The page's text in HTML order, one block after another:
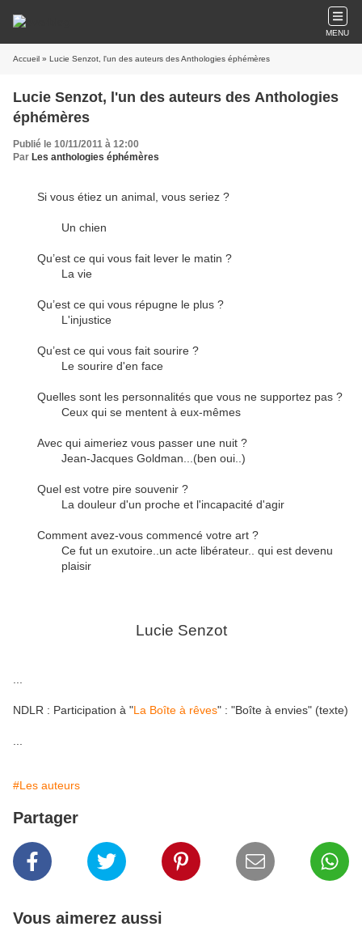
MENU
Accueil » Lucie Senzot, l'un des auteurs des Anthologies éphémères
Lucie Senzot, l'un des auteurs des Anthologies
éphémères
Publié le 10/11/2011 à 12:00
Par Les anthologies éphémères
Si vous étiez un animal, vous seriez ?
Un chien
Qu’est ce qui vous fait lever le matin ?
La vie
Qu’est ce qui vous répugne le plus ?
L'injustice
Qu’est ce qui vous fait sourire ?
Le sourire d'en face
Quelles sont les personnalités que vous ne supportez pas ?
Ceux qui se mentent à eux-mêmes
Avec qui aimeriez vous passer une nuit ?
Jean-Jacques Goldman...(ben oui..)
Quel est votre pire souvenir ?
La douleur d'un proche et l'incapacité d'agir
Comment avez-vous commencé votre art ?
Ce fut un exutoire..un acte libérateur.. qui est devenu
plaisir
Lucie Senzot
NDLR : Participation à "La Boîte à rêves" : "Boîte à envies" (texte)
#Les auteurs
Partager
Vous aimerez aussi